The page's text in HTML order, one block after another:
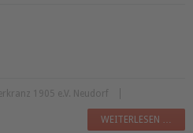
1905 e.V. Neudorf
WEITERLESEN …